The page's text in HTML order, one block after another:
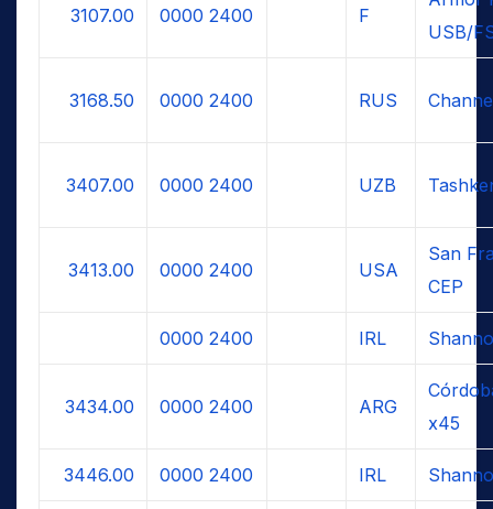
3107.00 0000 2400 F
USB/
3168.50 0000 2400 RUS
3407.00 0000 2400 UZB
3413.00 0000 2400 USA
San
CEP
0000 2400 IRL
3434.00 0000 2400 ARG
x45
3446.00 0000 2400 IRL